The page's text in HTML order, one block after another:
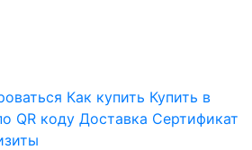
Как купить Купить в
QR коду Доставка Сертификат